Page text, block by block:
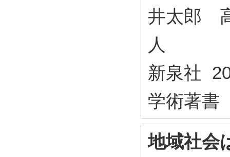
井太郎
人
新泉社
学術著書
地域社会